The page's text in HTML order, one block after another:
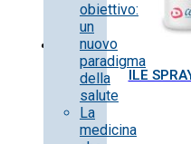
obiettivo:
un
nuovo
paradigma
della
salute
La
medicina
ILE